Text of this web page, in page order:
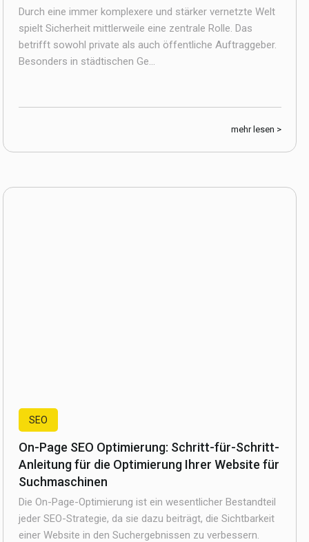
Durch eine immer komplexere und stärker vernetzte Welt
spielt Sicherheit mittlerweile eine zentrale Rolle. Das
betrifft sowohl private als auch öffentliche Auftraggeber.
Besonders in städtischen Ge...
mehr lesen >
SEO
On-Page SEO Optimierung: Schritt-für-Schritt-
Anleitung für die Optimierung Ihrer Website für
Suchmaschinen
Die On-Page-Optimierung ist ein wesentlicher Bestandteil
jeder SEO-Strategie, da sie dazu beiträgt, die Sichtbarkeit
einer Website in den Suchergebnissen zu verbessern.